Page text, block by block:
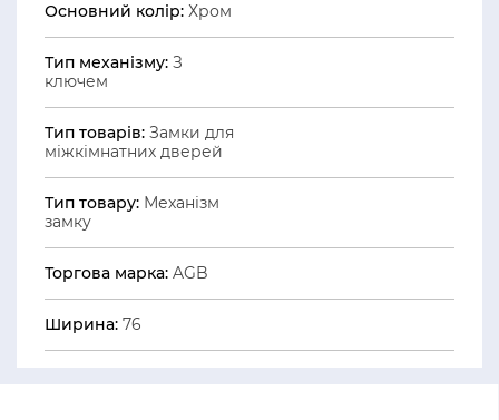
Основний колір: Хром
Тип механізму: З
ключем
Тип товарів: Замки для
міжкімнатних дверей
Тип товару: Механізм
замку
Торгова марка: AGB
Ширина: 76